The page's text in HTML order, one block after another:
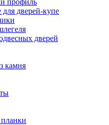
профиль
дверей-купе
дверей
камня